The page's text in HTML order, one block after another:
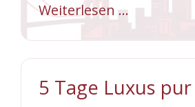
Weiterlesen … Ostern
2027
ins
schöne
5 Tage Luxus